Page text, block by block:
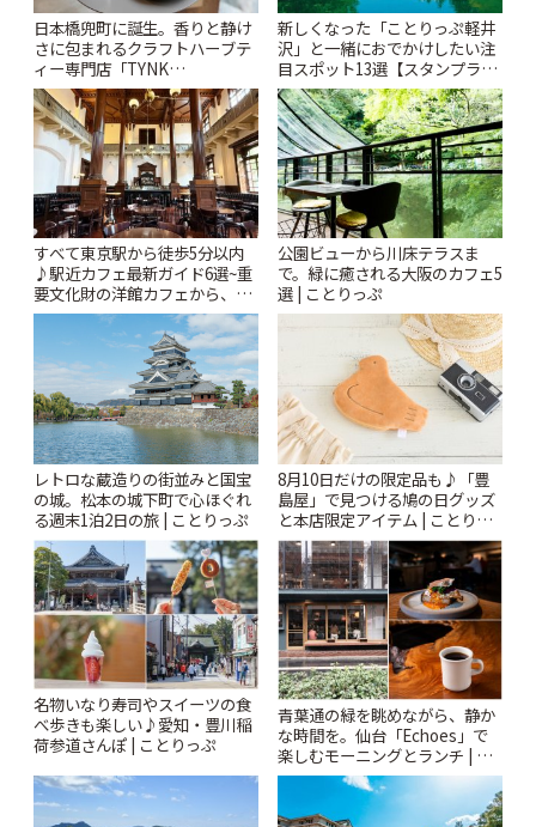
日本橋兜町に誕生。香りと静け
さに包まれるクラフトハーブテ
ィー専門店「TYNK
Kabutocho」 | ことりっぷ
新しくなった「ことりっぷ軽井
沢」と一緒におでかけしたい注
目スポット13選【スタンプラリ
ー開催中】 | ことりっぷ
すべて東京駅から徒歩5分以内
♪駅近カフェ最新ガイド6選~重
要文化財の洋館カフェから、改
札すぐのレトロ喫茶まで~ | こと
公園ビューから川床テラスま
で。緑に癒される大阪のカフェ5
選 | ことりっぷ
レトロな蔵造りの街並みと国宝
の城。松本の城下町で心ほぐれ
る週末1泊2日の旅 | ことりっぷ
8月10日だけの限定品も♪「豊
島屋」で見つける鳩の日グッズ
と本店限定アイテム | ことりっ
ぷ
名物いなり寿司やスイーツの食
べ歩きも楽しい♪愛知・豊川稲
荷参道さんぽ | ことりっぷ
青葉通の緑を眺めながら、静か
な時間を。仙台「Echoes」で
楽しむモーニングとランチ | こ
とりっぷ